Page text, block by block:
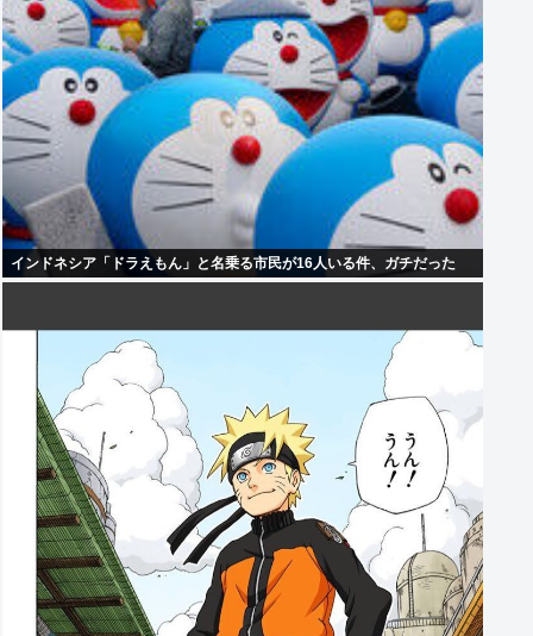
インドネシア「ドラえもん」と名乗る市民が16人いる件、ガチだった